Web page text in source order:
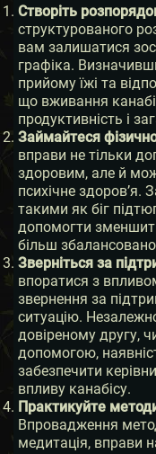
Створіть
структурованого
вам залишатися
графіка.
прийому їжі та
що вживання
продуктивність і
Займайтеся
вправи не тільки
здоровим, але й
психічне здоров’я.
такими як біг
допомогти
більш
Зверніться за
впоратися з
звернення за
ситуацію.
довіреному другу,
допомогою,
забезпечити
впливу канабісу.
Практикуйте
Впровадження
медитація, вправи